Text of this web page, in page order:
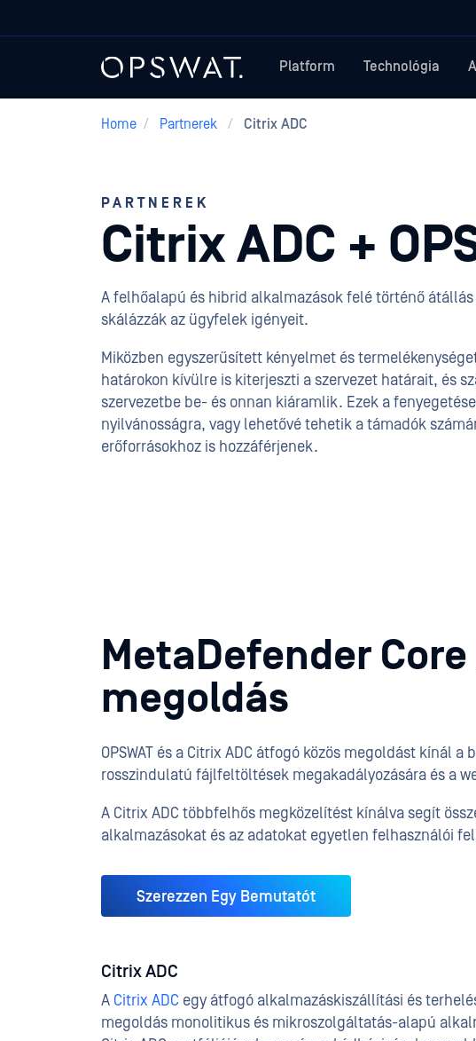
Platform Technológia
Home / Partnerek / Citrix ADC
PARTNEREK
Citrix ADC +
A felhőalapú és hibrid alkalmazások felé történő
skálázzák az ügyfelek igényeit.
Miközben egyszerűsített kényelmet és
határokon kívülre is kiterjeszti a szervezet határait, és
szervezetbe be- és onnan kiáramlik. Ezek a
nyilvánosságra, vagy lehetővé tehetik a támadók
erőforrásokhoz is hozzáférjenek.
MetaDefender Core
megoldás
OPSWAT és a Citrix ADC átfogó közös megoldást
rosszindulatú fájlfeltöltések megakadályozására és a
A Citrix ADC többfelhős megközelítést kínálva segít
alkalmazásokat és az adatokat egyetlen felhasználói
Szerezzen Egy Bemutatót
Citrix ADC
A Citrix ADC egy átfogó alkalmazáskiszállítási és
megoldás monolitikus és mikroszolgáltatás-alapú